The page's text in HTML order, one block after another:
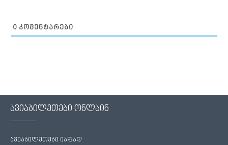
0 ᲙᲝᲛᲔᲜᲢᲐᲠᲔᲑᲘ
ავიაბილეთები ონლაინ
ავიაბილეთები იაფად